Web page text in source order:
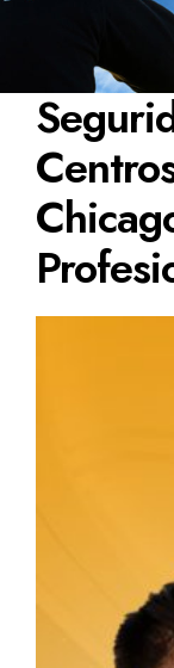
TESTIMONIOS
PREGUNTAS
CONTÁCTANOS